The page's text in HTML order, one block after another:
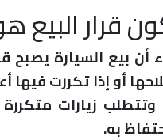
قرار البيع
أن بيع السيارة يصبح
أو إذا تكررت فيها
وتتطلب زيارات
به.